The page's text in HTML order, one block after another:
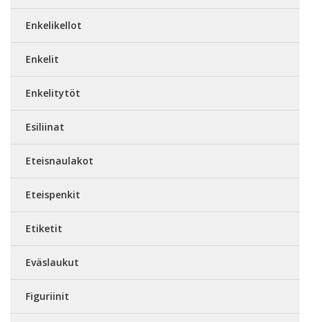
Enkelikellot
Enkelit
Enkelitytöt
Esiliinat
Eteisnaulakot
Eteispenkit
Etiketit
Eväslaukut
Figuriinit